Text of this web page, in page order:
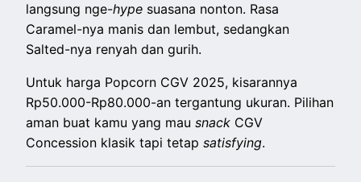
langsung nge-hype suasana nonton. Rasa
Caramel-nya manis dan lembut, sedangkan
Salted-nya renyah dan gurih.
Untuk harga Popcorn CGV 2025, kisarannya
Rp50.000-Rp80.000-an tergantung ukuran. Pilihan
aman buat kamu yang mausnack CGV
Concession klasik tapi tetapsatisfying.